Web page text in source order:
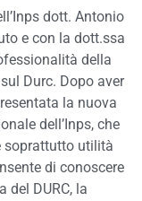
dott. Antonio
e con la dott.ssa
della
Durc. Dopo aver
la nuova
dell’Inps, che
soprattutto utilità
di conoscere
del DURC, la